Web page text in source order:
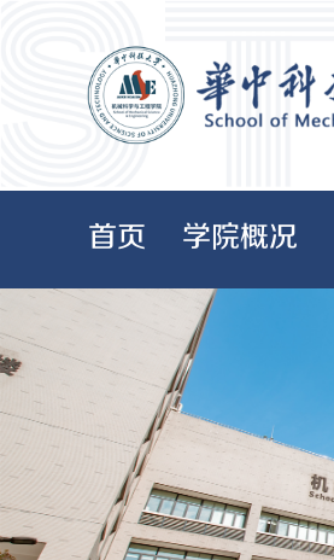
首页 学院概况